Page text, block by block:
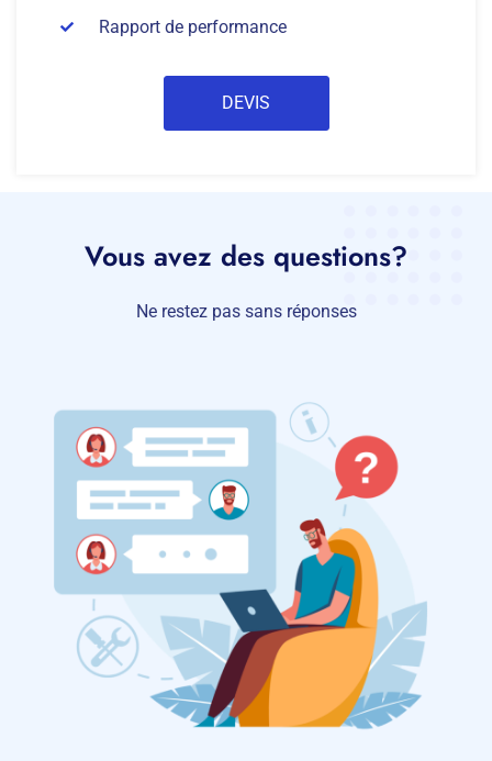
Rapport de performance
DEVIS
Vous avez des questions?
Ne restez pas sans réponses